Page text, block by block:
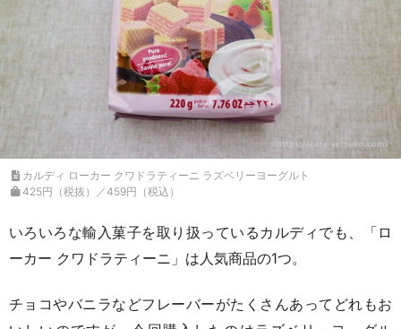
カルディ ローカー クワドラティーニ ラズベリーヨーグルト
425円（税抜）／459円（税込）
いろいろな輸入菓子を取り扱っているカルディでも、「ロ
ーカー クワドラティーニ」は人気商品の1つ。
チョコやバニラなどフレーバーがたくさんあってどれもお